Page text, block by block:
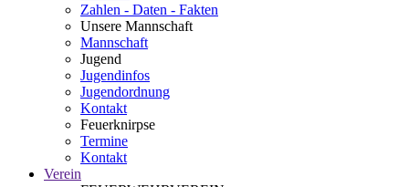
Zahlen - Daten - Fakten
Unsere Mannschaft
Mannschaft
Jugend
Jugendinfos
Jugendordnung
Kontakt
Feuerknirpse
Termine
Kontakt
Verein